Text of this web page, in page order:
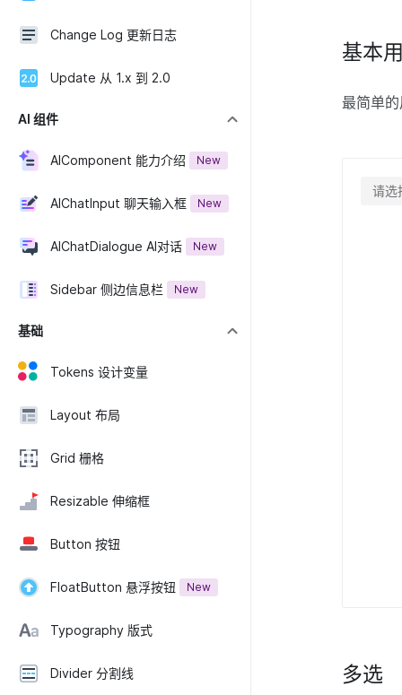
Change Log 更新日志
Update 从 1.x 到 2.0
AI 组件
AIComponent 能力介绍 New
AIChatInput 聊天输入框 New
AIChatDialogue AI对话 New
Sidebar 侧边信息栏 New
基础
Tokens 设计变量
Layout 布局
Grid 栅格
Resizable 伸缩框
Button 按钮
FloatButton 悬浮按钮 New
Typography 版式
Divider 分割线
基本
最简单
请选
多选